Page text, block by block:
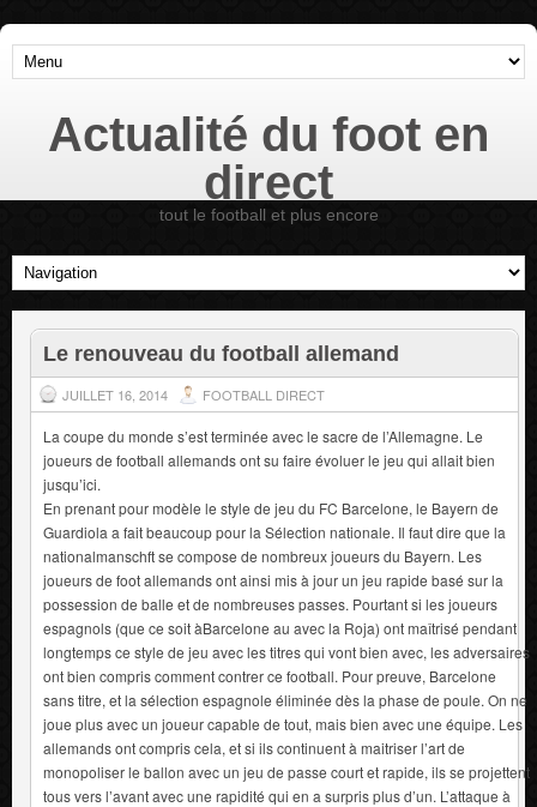
Actualité du foot en
direct
tout le football et plus encore
Le renouveau du football allemand
JUILLET 16, 2014 FOOTBALL DIRECT
La coupe du monde s’est terminée avec le sacre de l’Allemagne. Le
joueurs de football allemands ont su faire évoluer le jeu qui allait bien
jusqu’ici.
En prenant pour modèle le style de jeu du FC Barcelone, le Bayern de
Guardiola a fait beaucoup pour la Sélection nationale. Il faut dire que la
nationalmanschft se compose de nombreux joueurs du Bayern. Les
joueurs de foot allemands ont ainsi mis à jour un jeu rapide basé sur la
possession de balle et de nombreuses passes. Pourtant si les joueurs
espagnols (que ce soit àBarcelone au avec la Roja) ont maîtrisé pendant
longtemps ce style de jeu avec les titres qui vont bien avec, les adversaires
ont bien compris comment contrer ce football. Pour preuve, Barcelone
sans titre, et la sélection espagnole éliminée dès la phase de poule. On ne
joue plus avec un joueur capable de tout, mais bien avec une équipe. Les
allemands ont compris cela, et si ils continuent à maitriser l’art de
monopoliser le ballon avec un jeu de passe court et rapide, ils se projettent
tous vers l’avant avec une rapidité qui en a surpris plus d’un. L’attaque à